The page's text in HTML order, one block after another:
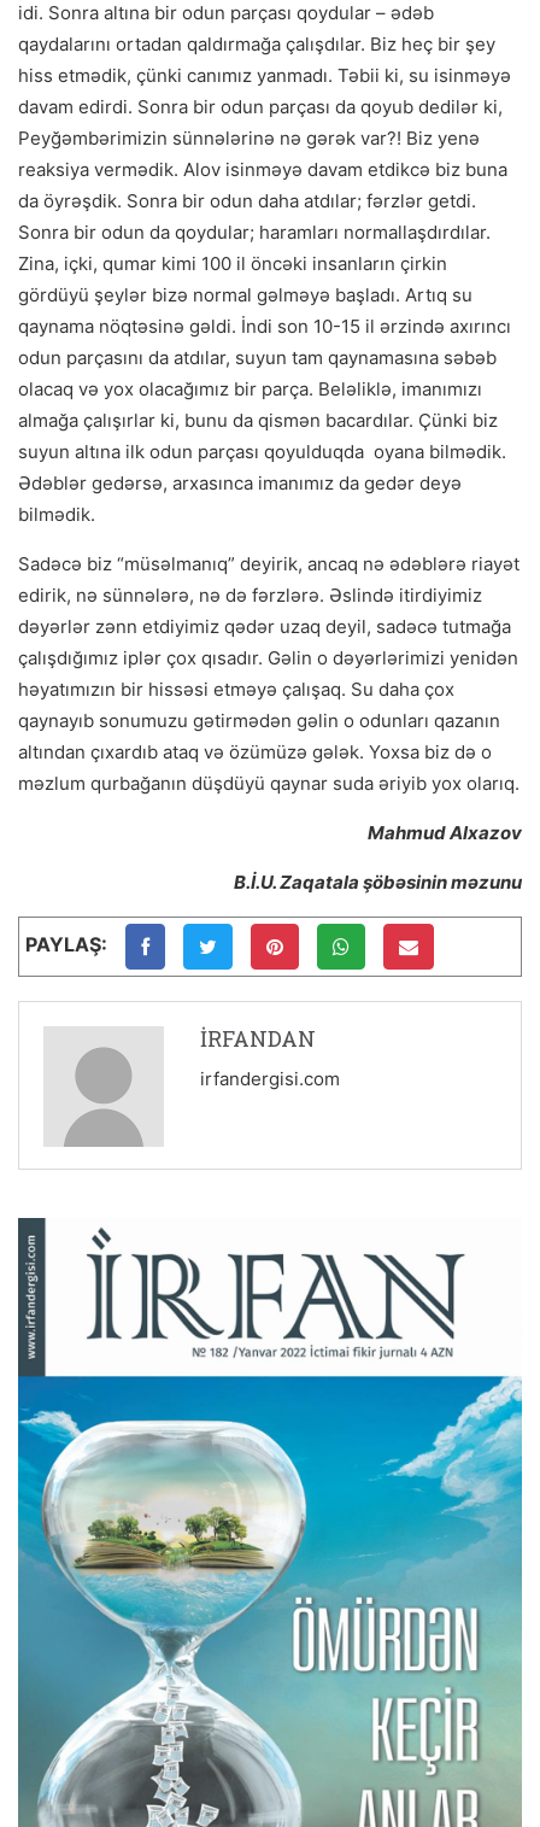
idi. Sonra altına bir odun parçası qoydular – ədəb
qaydalarını ortadan qaldırmağa çalışdılar. Biz heç bir şey
hiss etmədik, çünki canımız yanmadı. Təbii ki, su isinməyə
davam edirdi. Sonra bir odun parçası da qoyub dedilər ki,
Peyğəmbərimizin sünnələrinə nə gərək var?! Biz yenə
reaksiya vermədik. Alov isinməyə davam etdikcə biz buna
da öyrəşdik. Sonra bir odun daha atdılar; fərzlər getdi.
Sonra bir odun da qoydular; haramları normallaşdırdılar.
Zina, içki, qumar kimi 100 il öncəki insanların çirkin
gördüyü şeylər bizə normal gəlməyə başladı. Artıq su
qaynama nöqtəsinə gəldi. İndi son 10-15 il ərzində axırıncı
odun parçasını da atdılar, suyun tam qaynamasına səbəb
olacaq və yox olacağımız bir parça. Beləliklə, imanımızı
almağa çalışırlar ki, bunu da qismən bacardılar. Çünki biz
suyun altına ilk odun parçası qoyulduqda oyana bilmədik.
Ədəblər gedərsə, arxasınca imanımız da gedər deyə
bilmədik.
Sadəcə biz “müsəlmanıq” deyirik, ancaq nə ədəblərə riayət
edirik, nə sünnələrə, nə də fərzlərə. Əslində itirdiyimiz
dəyərlər zənn etdiyimiz qədər uzaq deyil, sadəcə tutmağa
çalışdığımız iplər çox qısadır. Gəlin o dəyərlərimizi yenidən
həyatımızın bir hissəsi etməyə çalışaq. Su daha çox
qaynayıb sonumuzu gətirmədən gəlin o odunları qazanın
altından çıxardıb ataq və özümüzə gələk. Yoxsa biz də o
məzlum qurbağanın düşdüyü qaynar suda əriyib yox olarıq.
Mahmud Alxazov
B.İ.U. Zaqatala şöbəsinin məzunu
PAYLAŞ:
İRFANDAN
irfandergisi.com